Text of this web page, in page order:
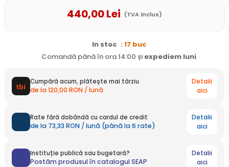
440,00Lei (TVA inclus)
In stoc : 17 buc
Comandă până în ora 14:00 și expediem luni
Cumpără acum, plătește mai târziu
de la 120,00 RON / lună
Detalii
aici
Rate fără dobândă cu cardul de credit
de la 73,33 RON / lună (până la 6 rate)
Detalii
aici
Instituție publică sau bugetară?
Postăm produsul în catalogul SEAP
Detalii
aici